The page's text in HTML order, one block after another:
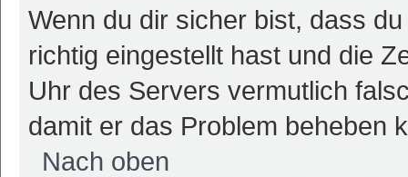
Wenn du dir sicher bist, dass
richtig eingestellt hast und die
Uhr des Servers vermutlich
damit er das Problem beheben
Nach oben